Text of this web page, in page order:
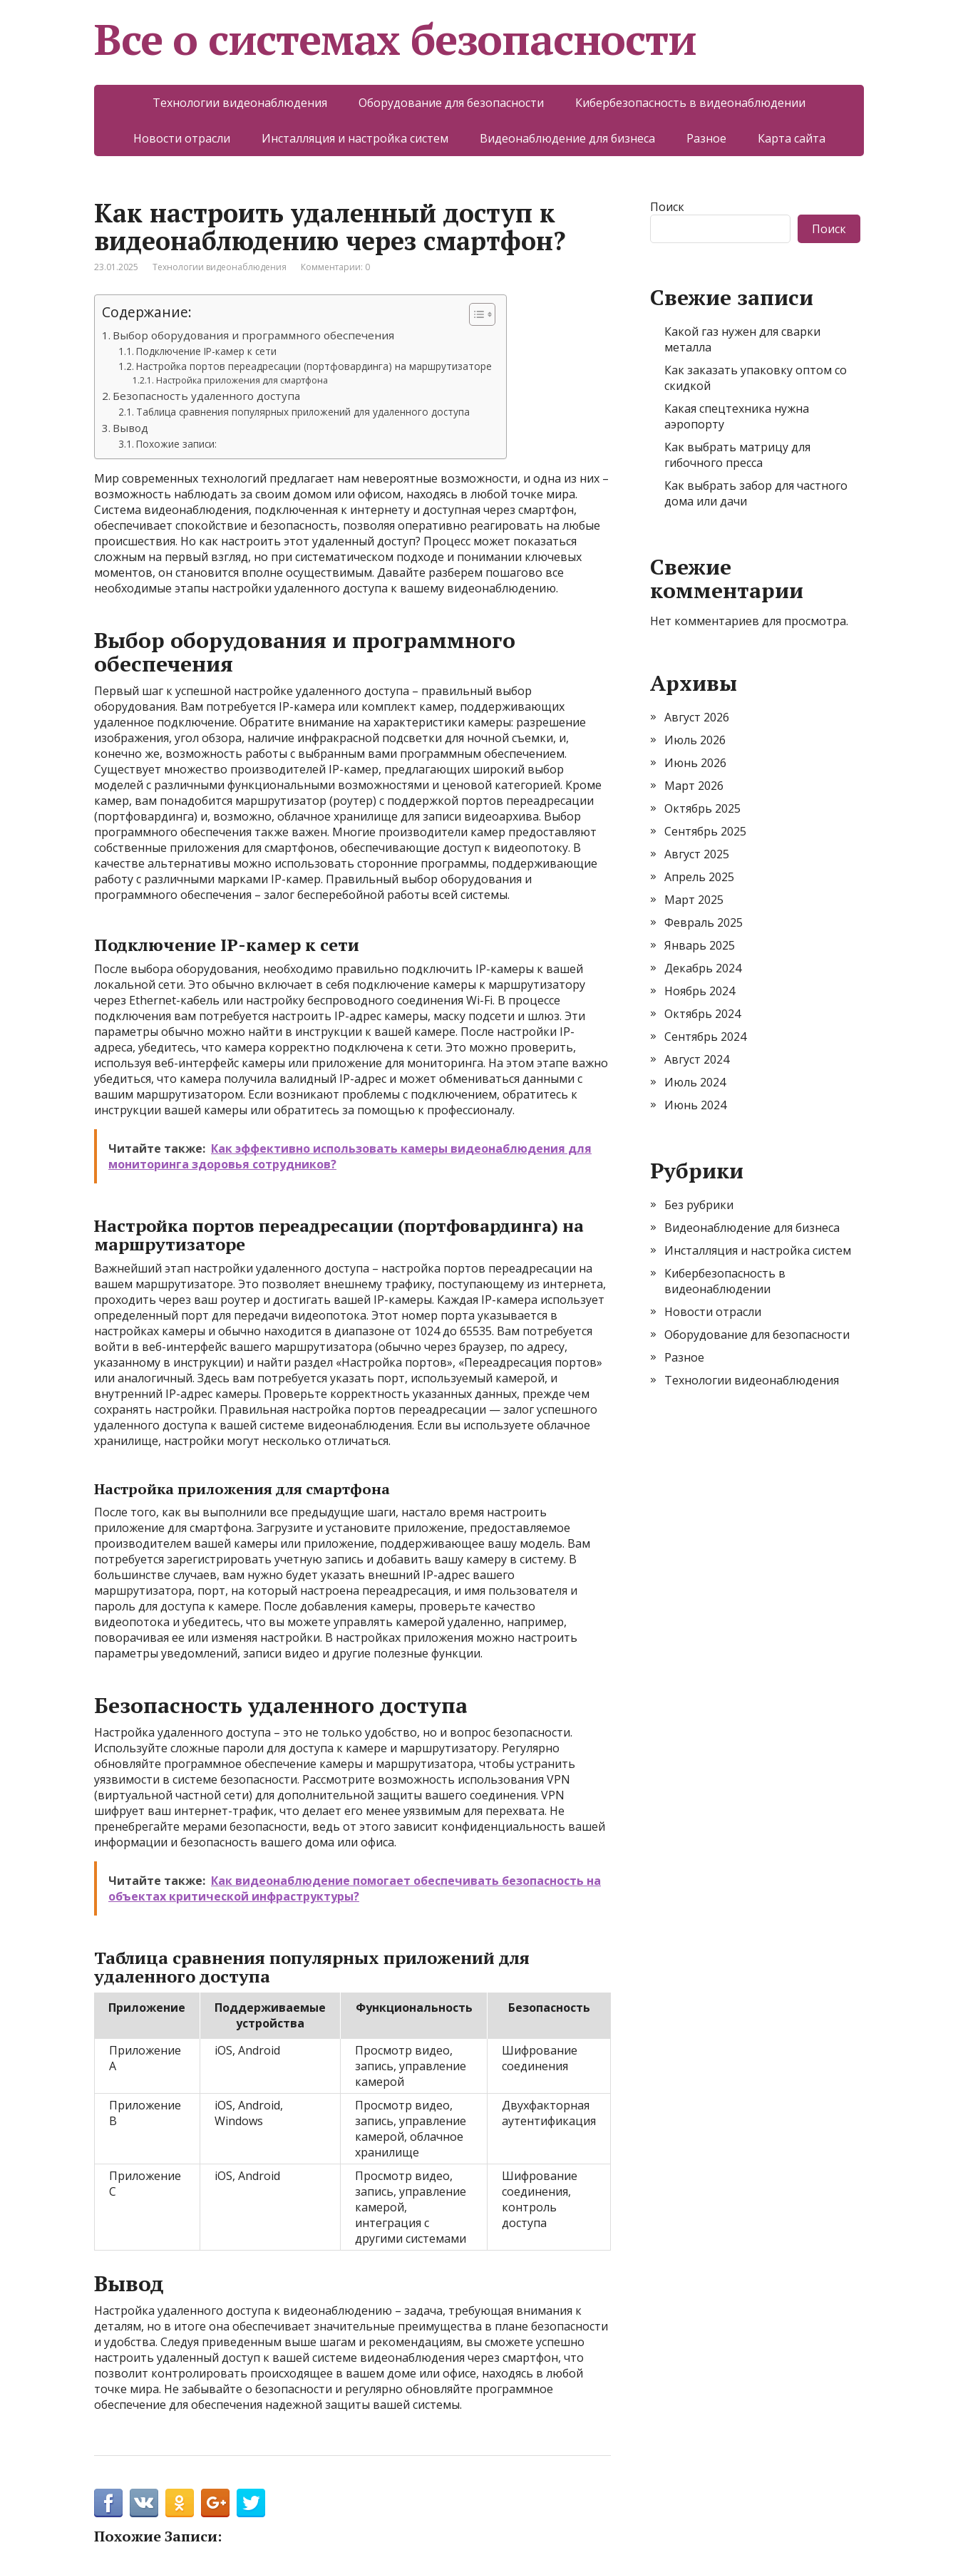
Все о системах безопасности
Технологии видеонаблюдения Оборудование для безопасности Кибербезопасность в видеонаблюдении
Новости отрасли Инсталляция и настройка систем Видеонаблюдение для бизнеса Разное Карта сайта
Как настроить удаленный доступ к
видеонаблюдению через смартфон?
23.01.2025 Технологии видеонаблюдения Комментарии: 0
Содержание:
Выбор оборудования и программного обеспечения
Подключение IP-камер к сети
Настройка портов переадресации (портфовардинга) на маршрутизаторе
Настройка приложения для смартфона
Безопасность удаленного доступа
Таблица сравнения популярных приложений для удаленного доступа
Вывод
Похожие записи:
Мир современных технологий предлагает нам невероятные возможности, и одна из них –
возможность наблюдать за своим домом или офисом, находясь в любой точке мира.
Система видеонаблюдения, подключенная к интернету и доступная через смартфон,
обеспечивает спокойствие и безопасность, позволяя оперативно реагировать на любые
происшествия. Но как настроить этот удаленный доступ? Процесс может показаться
сложным на первый взгляд, но при систематическом подходе и понимании ключевых
моментов, он становится вполне осуществимым. Давайте разберем пошагово все
необходимые этапы настройки удаленного доступа к вашему видеонаблюдению.
Выбор оборудования и программного
обеспечения
Первый шаг к успешной настройке удаленного доступа – правильный выбор
оборудования. Вам потребуется IP-камера или комплект камер, поддерживающих
удаленное подключение. Обратите внимание на характеристики камеры: разрешение
изображения, угол обзора, наличие инфракрасной подсветки для ночной съемки, и,
конечно же, возможность работы с выбранным вами программным обеспечением.
Существует множество производителей IP-камер, предлагающих широкий выбор
моделей с различными функциональными возможностями и ценовой категорией. Кроме
камер, вам понадобится маршрутизатор (роутер) с поддержкой портов переадресации
(портфовардинга) и, возможно, облачное хранилище для записи видеоархива. Выбор
программного обеспечения также важен. Многие производители камер предоставляют
собственные приложения для смартфонов, обеспечивающие доступ к видеопотоку. В
качестве альтернативы можно использовать сторонние программы, поддерживающие
работу с различными марками IP-камер. Правильный выбор оборудования и
программного обеспечения – залог бесперебойной работы всей системы.
Подключение IP-камер к сети
После выбора оборудования, необходимо правильно подключить IP-камеры к вашей
локальной сети. Это обычно включает в себя подключение камеры к маршрутизатору
через Ethernet-кабель или настройку беспроводного соединения Wi-Fi. В процессе
подключения вам потребуется настроить IP-адрес камеры, маску подсети и шлюз. Эти
параметры обычно можно найти в инструкции к вашей камере. После настройки IP-
адреса, убедитесь, что камера корректно подключена к сети. Это можно проверить,
используя веб-интерфейс камеры или приложение для мониторинга. На этом этапе важно
убедиться, что камера получила валидный IP-адрес и может обмениваться данными с
вашим маршрутизатором. Если возникают проблемы с подключением, обратитесь к
инструкции вашей камеры или обратитесь за помощью к профессионалу.
Читайте также: Как эффективно использовать камеры видеонаблюдения для
мониторинга здоровья сотрудников?
Настройка портов переадресации (портфовардинга) на
маршрутизаторе
Важнейший этап настройки удаленного доступа – настройка портов переадресации на
вашем маршрутизаторе. Это позволяет внешнему трафику, поступающему из интернета,
проходить через ваш роутер и достигать вашей IP-камеры. Каждая IP-камера использует
определенный порт для передачи видеопотока. Этот номер порта указывается в
настройках камеры и обычно находится в диапазоне от 1024 до 65535. Вам потребуется
войти в веб-интерфейс вашего маршрутизатора (обычно через браузер, по адресу,
указанному в инструкции) и найти раздел «Настройка портов», «Переадресация портов»
или аналогичный. Здесь вам потребуется указать порт, используемый камерой, и
внутренний IP-адрес камеры. Проверьте корректность указанных данных, прежде чем
сохранять настройки. Правильная настройка портов переадресации — залог успешного
удаленного доступа к вашей системе видеонаблюдения. Если вы используете облачное
хранилище, настройки могут несколько отличаться.
Настройка приложения для смартфона
После того, как вы выполнили все предыдущие шаги, настало время настроить
приложение для смартфона. Загрузите и установите приложение, предоставляемое
производителем вашей камеры или приложение, поддерживающее вашу модель. Вам
потребуется зарегистрировать учетную запись и добавить вашу камеру в систему. В
большинстве случаев, вам нужно будет указать внешний IP-адрес вашего
маршрутизатора, порт, на который настроена переадресация, и имя пользователя и
пароль для доступа к камере. После добавления камеры, проверьте качество
видеопотока и убедитесь, что вы можете управлять камерой удаленно, например,
поворачивая ее или изменяя настройки. В настройках приложения можно настроить
параметры уведомлений, записи видео и другие полезные функции.
Безопасность удаленного доступа
Настройка удаленного доступа – это не только удобство, но и вопрос безопасности.
Используйте сложные пароли для доступа к камере и маршрутизатору. Регулярно
обновляйте программное обеспечение камеры и маршрутизатора, чтобы устранить
уязвимости в системе безопасности. Рассмотрите возможность использования VPN
(виртуальной частной сети) для дополнительной защиты вашего соединения. VPN
шифрует ваш интернет-трафик, что делает его менее уязвимым для перехвата. Не
пренебрегайте мерами безопасности, ведь от этого зависит конфиденциальность вашей
информации и безопасность вашего дома или офиса.
Читайте также: Как видеонаблюдение помогает обеспечивать безопасность на
объектах критической инфраструктуры?
Таблица сравнения популярных приложений для
удаленного доступа
Приложение
Поддерживаемые
устройства
Функциональность Безопасность
Приложение
A
iOS, Android
Просмотр видео,
запись, управление
камерой
Шифрование
соединения
Приложение
B
iOS, Android,
Windows
Просмотр видео,
запись, управление
камерой, облачное
хранилище
Двухфакторная
аутентификация
Приложение
C
iOS, Android
Просмотр видео,
запись, управление
камерой,
интеграция с
другими системами
Шифрование
соединения,
контроль
доступа
Вывод
Настройка удаленного доступа к видеонаблюдению – задача, требующая внимания к
деталям, но в итоге она обеспечивает значительные преимущества в плане безопасности
и удобства. Следуя приведенным выше шагам и рекомендациям, вы сможете успешно
настроить удаленный доступ к вашей системе видеонаблюдения через смартфон, что
позволит контролировать происходящее в вашем доме или офисе, находясь в любой
точке мира. Не забывайте о безопасности и регулярно обновляйте программное
обеспечение для обеспечения надежной защиты вашей системы.
Похожие Записи:
Поиск
Поиск
Свежие записи
Какой газ нужен для сварки
металла
Как заказать упаковку оптом со
скидкой
Какая спецтехника нужна
аэропорту
Как выбрать матрицу для
гибочного пресса
Как выбрать забор для частного
дома или дачи
Свежие
комментарии
Нет комментариев для просмотра.
Архивы
Август 2026
Июль 2026
Июнь 2026
Март 2026
Октябрь 2025
Сентябрь 2025
Август 2025
Апрель 2025
Март 2025
Февраль 2025
Январь 2025
Декабрь 2024
Ноябрь 2024
Октябрь 2024
Сентябрь 2024
Август 2024
Июль 2024
Июнь 2024
Рубрики
Без рубрики
Видеонаблюдение для бизнеса
Инсталляция и настройка систем
Кибербезопасность в
видеонаблюдении
Новости отрасли
Оборудование для безопасности
Разное
Технологии видеонаблюдения